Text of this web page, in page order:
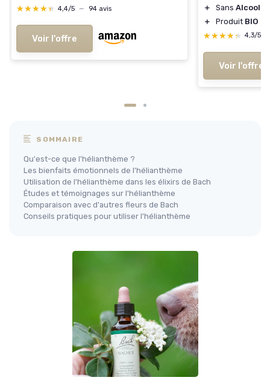
★★★★★
★★★★★ 4,4/5 — 94 avis
Voir l'offre
＋
Sans Alcool
＋
Produit BIO
★★★★★
★★★★★ 4,3/5
Voir l'offre
SOMMAIRE
Qu'est-ce que l'hélianthème ?
Les bienfaits émotionnels de l'hélianthème
Utilisation de l'hélianthème dans les élixirs de Bach
Études et témoignages sur l'hélianthème
Comparaison avec d'autres fleurs de Bach
Conseils pratiques pour utiliser l'hélianthème